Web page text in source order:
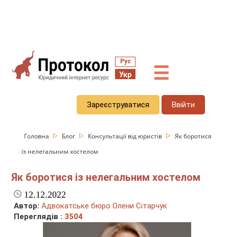
Рус
Укр ☰
Зареєструватися Ввійти
Головна Блог Консультації від юристів
Як боротися
із нелегальним хостелом
Як боротися із нелегальним хостелом
12.12.2022
Автор: Адвокатське бюро Олени Сітарчук
Переглядів : 3504